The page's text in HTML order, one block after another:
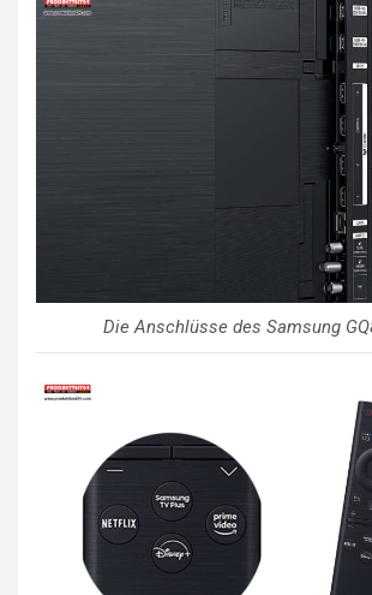
Die Anschlüsse des Samsung